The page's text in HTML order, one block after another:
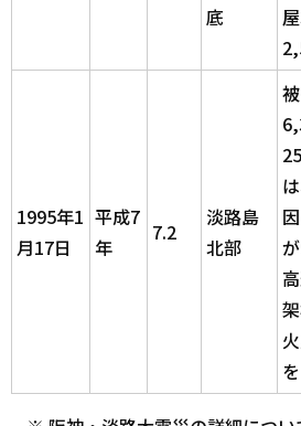
底
1995年1
月17日
平成7
年
7.2
淡路島
北部